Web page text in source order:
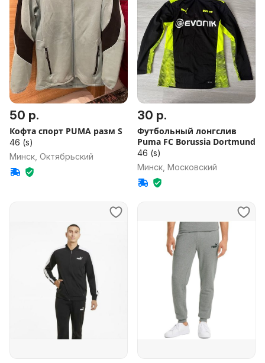
50 р.
Кофта спорт PUMA разм S
46 (s)
Минск, Октябрьский
30 р.
Футбольный лонгслив
Puma FC Borussia Dortmund
46 (s)
Минск, Московский